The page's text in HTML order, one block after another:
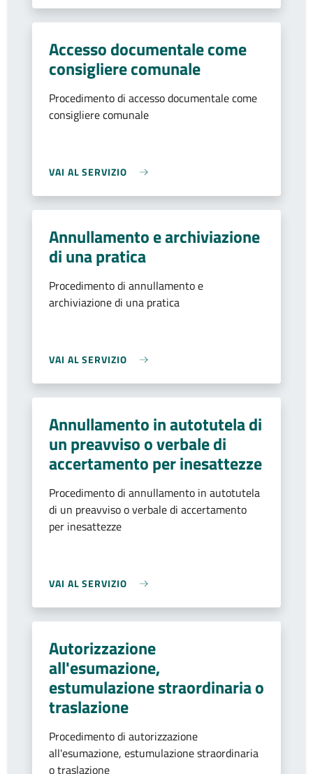
Accesso documentale come
consigliere comunale
Procedimento di accesso documentale come
consigliere comunale
VAI AL SERVIZIO
Annullamento e archiviazione
di una pratica
Procedimento di annullamento e
archiviazione di una pratica
VAI AL SERVIZIO
Annullamento in autotutela di
un preavviso o verbale di
accertamento per inesattezze
Procedimento di annullamento in autotutela
di un preavviso o verbale di accertamento
per inesattezze
VAI AL SERVIZIO
Autorizzazione
all'esumazione,
estumulazione straordinaria o
traslazione
Procedimento di autorizzazione
all'esumazione, estumulazione straordinaria
o traslazione